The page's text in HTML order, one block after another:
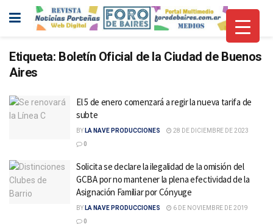
Etiqueta: Boletín Oficial de la Ciudad de Buenos
Aires
El 5 de enero comenzará a regir la nueva tarifa de
subte
BY LA NAVE PRODUCCIONES
28 DE DICIEMBRE DE 2023
0
Solicita se declare la ilegalidad de la omisión del
GCBA por no mantener la plena efectividad de la
Asignación Familiar por Cónyuge
BY LA NAVE PRODUCCIONES
6 DE NOVIEMBRE DE 2019
0